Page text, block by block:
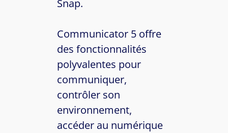
Snap.
Communicator 5 offre
des fonctionnalités
polyvalentes pour
communiquer,
contrôler son
environnement,
accéder au numérique